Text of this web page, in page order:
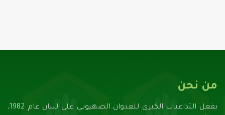
من نحن
بفعل التداعيات الكبرى للعدوان الصهيونـي على لبنان عام 1982،